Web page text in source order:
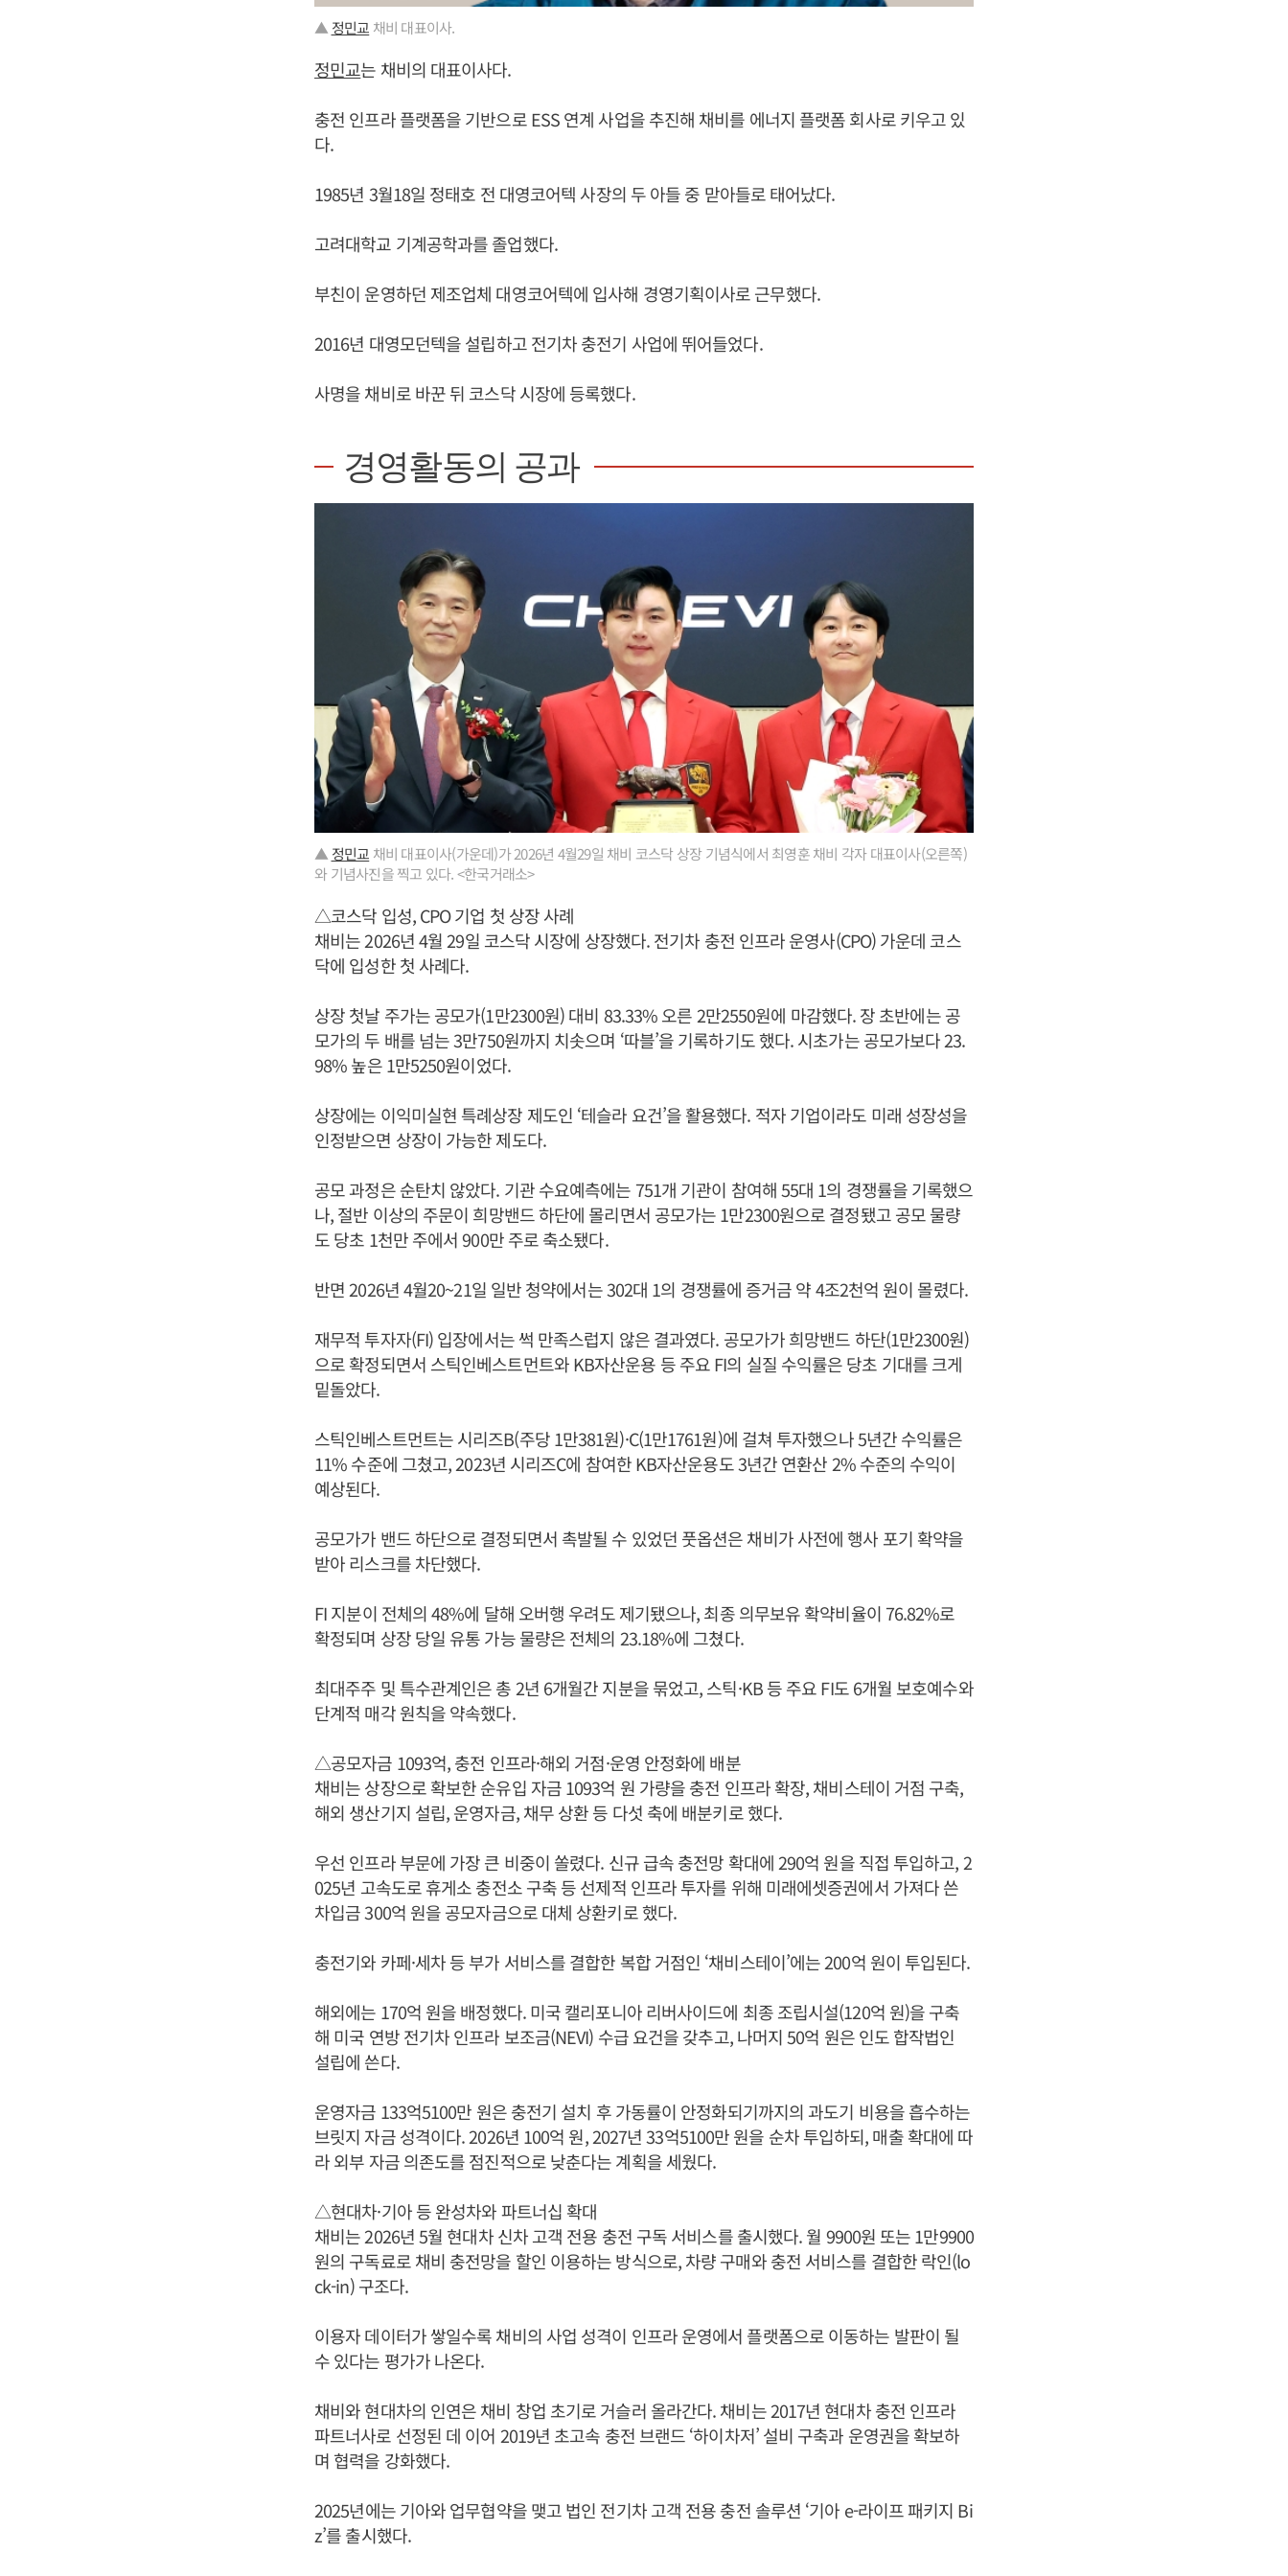
▲ 정민교 채비 대표이사.
정민교는 채비의 대표이사다.
충전 인프라 플랫폼을 기반으로 ESS 연계 사업을 추진해 채비를 에너지 플랫폼 회사로 키우고 있
다.
1985년 3월18일 정태호 전 대영코어텍 사장의 두 아들 중 맏아들로 태어났다.
고려대학교 기계공학과를 졸업했다.
부친이 운영하던 제조업체 대영코어텍에 입사해 경영기획이사로 근무했다.
2016년 대영모던텍을 설립하고 전기차 충전기 사업에 뛰어들었다.
사명을 채비로 바꾼 뒤 코스닥 시장에 등록했다.
경영활동의 공과
▲ 정민교 채비 대표이사(가운데)가 2026년 4월29일 채비 코스닥 상장 기념식에서 최영훈 채비 각자 대표이사(오른쪽)
와 기념사진을 찍고 있다. <한국거래소>
△코스닥 입성, CPO 기업 첫 상장 사례
채비는 2026년 4월 29일 코스닥 시장에 상장했다. 전기차 충전 인프라 운영사(CPO) 가운데 코스
닥에 입성한 첫 사례다.
상장 첫날 주가는 공모가(1만2300원) 대비 83.33% 오른 2만2550원에 마감했다. 장 초반에는 공
모가의 두 배를 넘는 3만750원까지 치솟으며 ‘따블’을 기록하기도 했다. 시초가는 공모가보다 23.
98% 높은 1만5250원이었다.
상장에는 이익미실현 특례상장 제도인 ‘테슬라 요건’을 활용했다. 적자 기업이라도 미래 성장성을
인정받으면 상장이 가능한 제도다.
공모 과정은 순탄치 않았다. 기관 수요예측에는 751개 기관이 참여해 55대 1의 경쟁률을 기록했으
나, 절반 이상의 주문이 희망밴드 하단에 몰리면서 공모가는 1만2300원으로 결정됐고 공모 물량
도 당초 1천만 주에서 900만 주로 축소됐다.
반면 2026년 4월20~21일 일반 청약에서는 302대 1의 경쟁률에 증거금 약 4조2천억 원이 몰렸다.
재무적 투자자(FI) 입장에서는 썩 만족스럽지 않은 결과였다. 공모가가 희망밴드 하단(1만2300원)
으로 확정되면서 스틱인베스트먼트와 KB자산운용 등 주요 FI의 실질 수익률은 당초 기대를 크게
밑돌았다.
스틱인베스트먼트는 시리즈B(주당 1만381원)·C(1만1761원)에 걸쳐 투자했으나 5년간 수익률은
11% 수준에 그쳤고, 2023년 시리즈C에 참여한 KB자산운용도 3년간 연환산 2% 수준의 수익이
예상된다.
공모가가 밴드 하단으로 결정되면서 촉발될 수 있었던 풋옵션은 채비가 사전에 행사 포기 확약을
받아 리스크를 차단했다.
FI 지분이 전체의 48%에 달해 오버행 우려도 제기됐으나, 최종 의무보유 확약비율이 76.82%로
확정되며 상장 당일 유통 가능 물량은 전체의 23.18%에 그쳤다.
최대주주 및 특수관계인은 총 2년 6개월간 지분을 묶었고, 스틱·KB 등 주요 FI도 6개월 보호예수와
단계적 매각 원칙을 약속했다.
△공모자금 1093억, 충전 인프라·해외 거점·운영 안정화에 배분
채비는 상장으로 확보한 순유입 자금 1093억 원 가량을 충전 인프라 확장, 채비스테이 거점 구축,
해외 생산기지 설립, 운영자금, 채무 상환 등 다섯 축에 배분키로 했다.
우선 인프라 부문에 가장 큰 비중이 쏠렸다. 신규 급속 충전망 확대에 290억 원을 직접 투입하고, 2
025년 고속도로 휴게소 충전소 구축 등 선제적 인프라 투자를 위해 미래에셋증권에서 가져다 쓴
차입금 300억 원을 공모자금으로 대체 상환키로 했다.
충전기와 카페·세차 등 부가 서비스를 결합한 복합 거점인 ‘채비스테이’에는 200억 원이 투입된다.
해외에는 170억 원을 배정했다. 미국 캘리포니아 리버사이드에 최종 조립시설(120억 원)을 구축
해 미국 연방 전기차 인프라 보조금(NEVI) 수급 요건을 갖추고, 나머지 50억 원은 인도 합작법인
설립에 쓴다.
운영자금 133억5100만 원은 충전기 설치 후 가동률이 안정화되기까지의 과도기 비용을 흡수하는
브릿지 자금 성격이다. 2026년 100억 원, 2027년 33억5100만 원을 순차 투입하되, 매출 확대에 따
라 외부 자금 의존도를 점진적으로 낮춘다는 계획을 세웠다.
△현대차·기아 등 완성차와 파트너십 확대
채비는 2026년 5월 현대차 신차 고객 전용 충전 구독 서비스를 출시했다. 월 9900원 또는 1만9900
원의 구독료로 채비 충전망을 할인 이용하는 방식으로, 차량 구매와 충전 서비스를 결합한 락인(lo
ck-in) 구조다.
이용자 데이터가 쌓일수록 채비의 사업 성격이 인프라 운영에서 플랫폼으로 이동하는 발판이 될
수 있다는 평가가 나온다.
채비와 현대차의 인연은 채비 창업 초기로 거슬러 올라간다. 채비는 2017년 현대차 충전 인프라
파트너사로 선정된 데 이어 2019년 초고속 충전 브랜드 ‘하이차저’ 설비 구축과 운영권을 확보하
며 협력을 강화했다.
2025년에는 기아와 업무협약을 맺고 법인 전기차 고객 전용 충전 솔루션 ‘기아 e-라이프 패키지 Bi
z’를 출시했다.